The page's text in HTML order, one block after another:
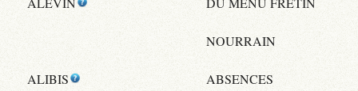
NOURRAIN
ALIBIS
ABSENCES